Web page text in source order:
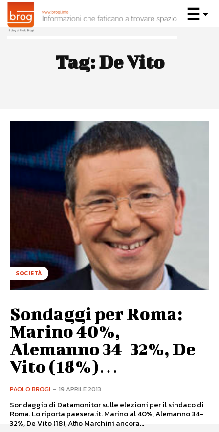
Tag:De Vito
SOCIETÀ
Sondaggi per Roma:
Marino 40%,
Alemanno 34-32%, De
Vito (18%)…
PAOLO BROGI - 19 APRILE 2013
Sondaggio di Datamonitor sulle elezioni per il sindaco di
Roma. Lo riporta paesera.it. Marino al 40%, Alemanno 34-
32%, De Vito (18), Alfio Marchini ancora...